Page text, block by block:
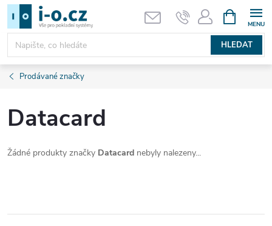
Přejít
obsah
HLEDAT
NÁKUPNÍ
KOŠÍK
Prodávané značky
Datacard
Žádné produkty značky Datacard nebyly nalezeny...